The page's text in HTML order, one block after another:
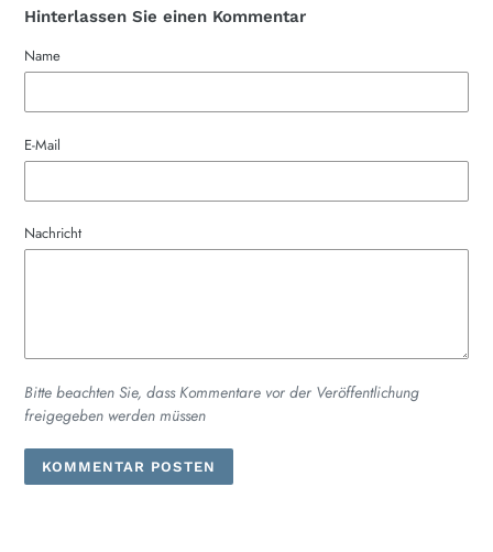
Hinterlassen Sie einen Kommentar
Name
E-Mail
Nachricht
Bitte beachten Sie, dass Kommentare vor der Veröffentlichung
freigegeben werden müssen